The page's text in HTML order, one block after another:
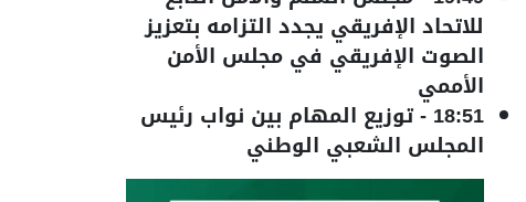
للاتحاد الإفريقي يجدد التزامه بتعزيز
الصوت الإفريقي في مجلس الأمن
الأممي
18:51
-توزيع المهام بين نواب رئيس
المجلس الشعبي الوطني